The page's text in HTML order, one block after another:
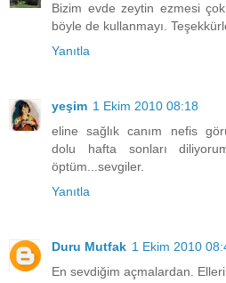
Bizim evde zeytin ezmesi
böyle de kullanmayı.
Yanıtla
yeşim 1 Ekim 2010 08:18
eline sağlık canım nefis
dolu hafta sonları
öptüm...sevgiler.
Yanıtla
Duru Mutfak 1 Ekim 2010
En sevdiğim açmalardan.